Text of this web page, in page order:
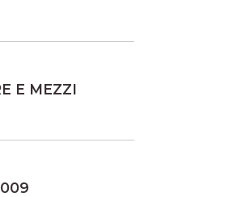
E MEZZI